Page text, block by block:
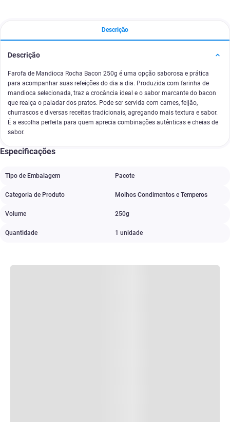
Descrição
Descrição
Farofa de Mandioca Rocha Bacon 250g é uma opção saborosa e prática
para acompanhar suas refeições do dia a dia. Produzida com farinha de
mandioca selecionada, traz a crocância ideal e o sabor marcante do bacon
que realça o paladar dos pratos. Pode ser servida com carnes, feijão,
churrascos e diversas receitas tradicionais, agregando mais textura e sabor.
É a escolha perfeita para quem aprecia combinações autênticas e cheias de
sabor.
Especificações
Tipo de Embalagem Pacote
Categoria de Produto Molhos Condimentos e Temperos
Volume 250g
Quantidade 1 unidade